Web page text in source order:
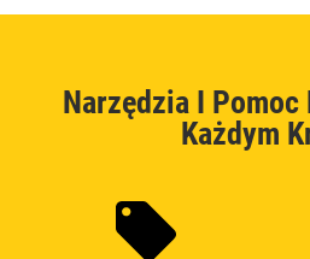
Narzędzia I Pomoc
Każdym